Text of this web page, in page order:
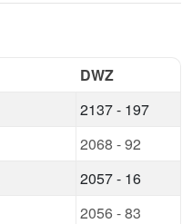
DWZ
2137 - 197
2068 - 92
2057 - 16
2056 - 83